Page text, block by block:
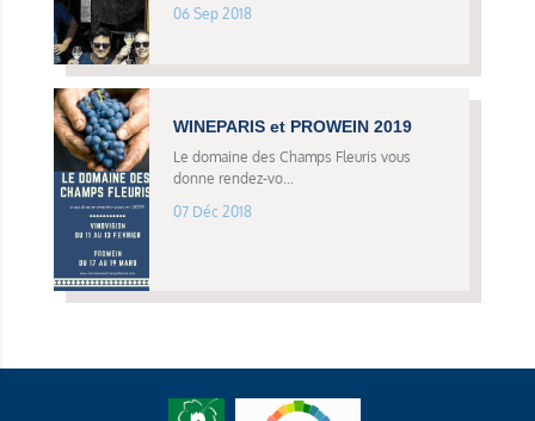
06 Sep 2018
WINEPARIS et PROWEIN 2019
Le domaine des Champs Fleuris vous
donne rendez-vo...
07 Déc 2018